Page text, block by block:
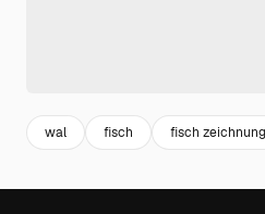
wal fisch fisch zeichnung